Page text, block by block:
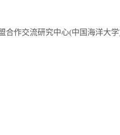
作交流研究中心(中国海洋大